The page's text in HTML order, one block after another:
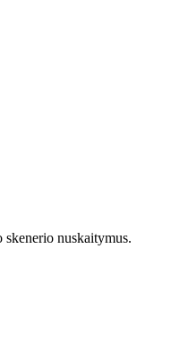
nuskaitymus.